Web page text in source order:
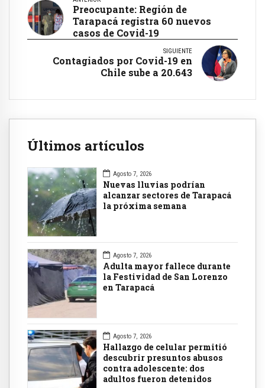
Preocupante: Región de
Tarapacá registra 60 nuevos
casos de Covid-19
SIGUIENTE
Contagiados por Covid-19 en
Chile sube a 20.643
Últimos artículos
Agosto 7, 2026
Nuevas lluvias podrían
alcanzar sectores de Tarapacá
la próxima semana
Agosto 7, 2026
Adulta mayor fallece durante
la Festividad de San Lorenzo
en Tarapacá
Agosto 7, 2026
Hallazgo de celular permitió
descubrir presuntos abusos
contra adolescente: dos
adultos fueron detenidos